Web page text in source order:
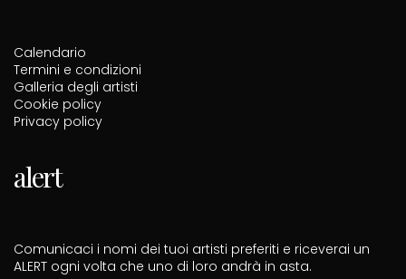
Calendario
Termini e condizioni
Galleria degli artisti
Cookie policy
Privacy policy
alert
Comunicaci i nomi dei tuoi artisti preferiti e riceverai un
ALERT ogni volta che uno di loro andrà in asta.